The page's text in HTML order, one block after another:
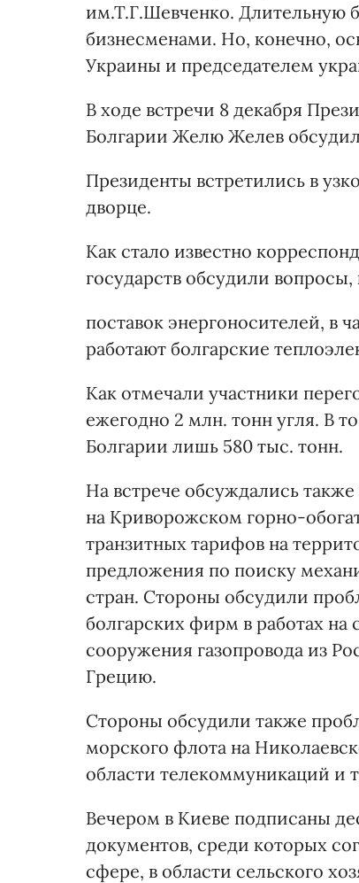
им.Т.Г.Шевченко. Длительную
бизнесменами. Но, конечно,
Украины и председателем
В ходе встречи 8 декабря
Болгарии Желю Желев
Президенты встретились в
дворце.
Как стало известно
государств обсудили
поставок энергоносителей, в
работают болгарские
Как отмечали участники
ежегодно 2 млн. тонн угля. В
Болгарии лишь 580 тыс. тонн.
На встрече обсуждались
на Криворожском горно-
транзитных тарифов на
предложения по поиску
стран. Стороны обсудили
болгарских фирм в работах
сооружения газопровода из
Грецию.
Стороны обсудили также
морского флота на
области телекоммуникаций и
Вечером в Киеве подписаны
документов, среди которых
сфере, в области сельского